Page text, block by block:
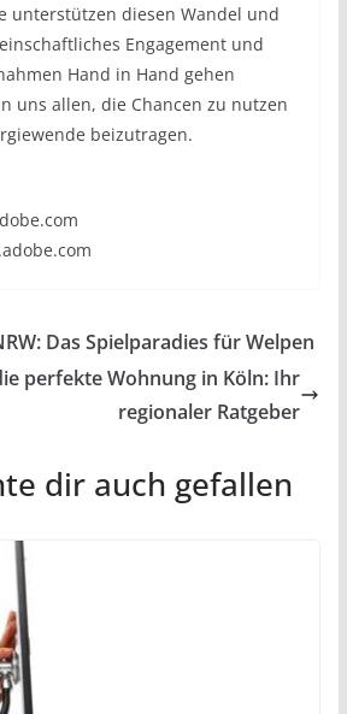
unterstützen diesen Wandel und
Engagement und
Hand in Hand gehen
uns allen, die Chancen zu nutzen
beizutragen.
Das Spielparadies für Welpen
perfekte Wohnung in Köln: Ihr
regionaler Ratgeber
dir auch gefallen